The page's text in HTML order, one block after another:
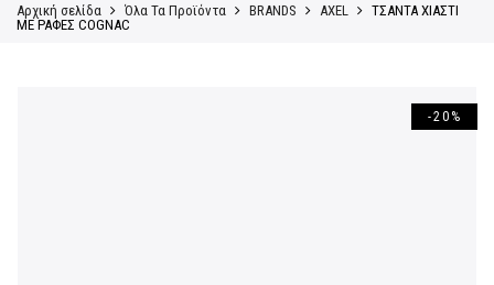
Αρχική σελίδα Όλα Τα Προϊόντα BRANDS AXEL
ΤΣΑΝΤΑ ΧΙΑΣΤΙ
ΜΕ ΡΑΦΕΣ COGNAC
-20%